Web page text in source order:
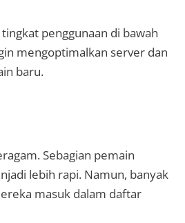
penggunaan di bawah
mengoptimalkan server dan
baru.
Sebagian pemain
lebih rapi. Namun, banyak
masuk dalam daftar